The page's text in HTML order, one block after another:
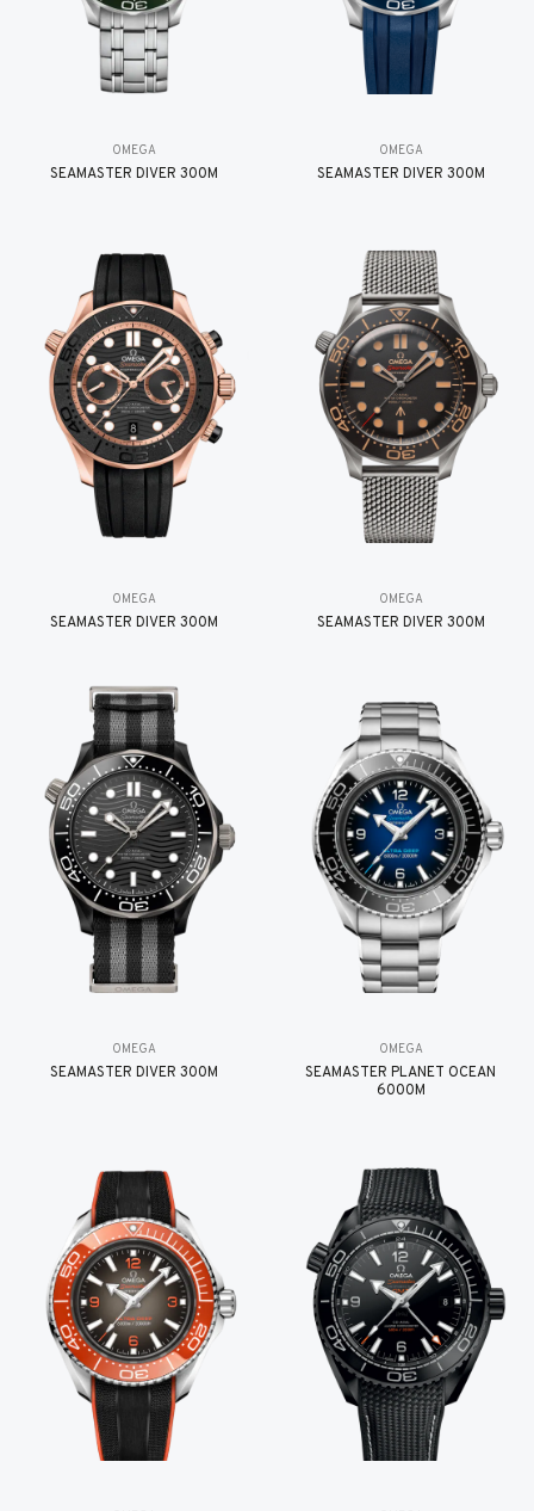
OMEGA
SEAMASTER DIVER 300M
OMEGA
SEAMASTER DIVER 300M
OMEGA
SEAMASTER DIVER 300M
OMEGA
SEAMASTER DIVER 300M
OMEGA
SEAMASTER DIVER 300M
OMEGA
SEAMASTER PLANET OCEAN
6000M